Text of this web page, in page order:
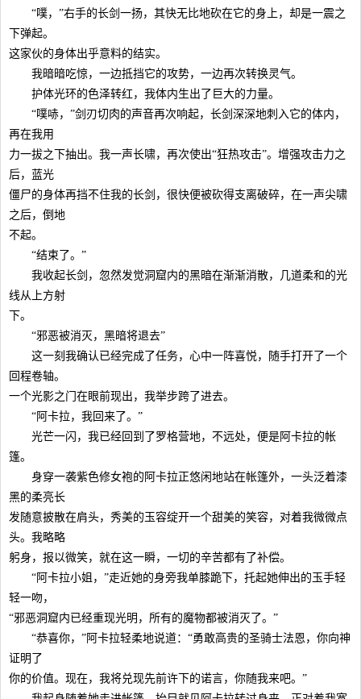
“噗，”右手的长剑一扬，其快无比地砍在它的身上，却是一震之
下弹起。
这家伙的身体出乎意料的结实。
我暗暗吃惊，一边抵挡它的攻势，一边再次转换灵气。
护体光环的色泽转红，我体内生出了巨大的力量。
“噗哧，”剑刃切肉的声音再次响起，长剑深深地刺入它的体内，
再在我用
力一拔之下抽出。我一声长啸，再次使出“狂热攻击”。增强攻击力之
后，蓝光
僵尸的身体再挡不住我的长剑，很快便被砍得支离破碎，在一声尖啸
之后，倒地
不起。
“结束了。”
我收起长剑，忽然发觉洞窟内的黑暗在渐渐消散，几道柔和的光
线从上方射
下。
“邪恶被消灭，黑暗将退去”
这一刻我确认已经完成了任务，心中一阵喜悦，随手打开了一个
回程卷轴。
一个光影之门在眼前现出，我举步跨了进去。
“阿卡拉，我回来了。”
光芒一闪，我已经回到了罗格营地，不远处，便是阿卡拉的帐
篷。
身穿一袭紫色修女袍的阿卡拉正悠闲地站在帐篷外，一头泛着漆
黑的柔亮长
发随意披散在肩头，秀美的玉容绽开一个甜美的笑容，对着我微微点
头。我略略
躬身，报以微笑，就在这一瞬，一切的辛苦都有了补偿。
“阿卡拉小姐，”走近她的身旁我单膝跪下，托起她伸出的玉手轻
轻一吻，
“邪恶洞窟内已经重现光明，所有的魔物都被消灭了。”
“恭喜你，”阿卡拉轻柔地说道：“勇敢高贵的圣骑士法恩，你向神
证明了
你的价值。现在，我将兑现先前许下的诺言，你随我来吧。”